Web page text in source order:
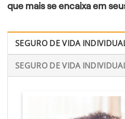
que mais se encaixa em
SEGURO DE VIDA
SEGURO DE VIDA